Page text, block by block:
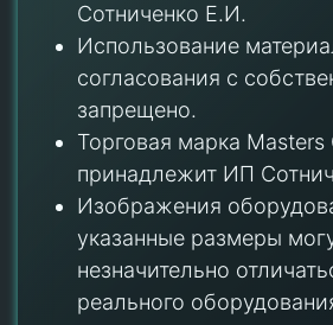
Сотниченко Е.И.
Использование
согласования с
запрещено.
Торговая марка Masters
принадлежит ИП
Изображения
указанные размеры
незначительно
реального